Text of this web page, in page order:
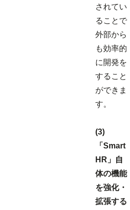
されてい
ることで
外部から
も効率的
に開発を
すること
ができま
す。
(3)
「Smart
HR」自
体の機能
を強化・
拡張する